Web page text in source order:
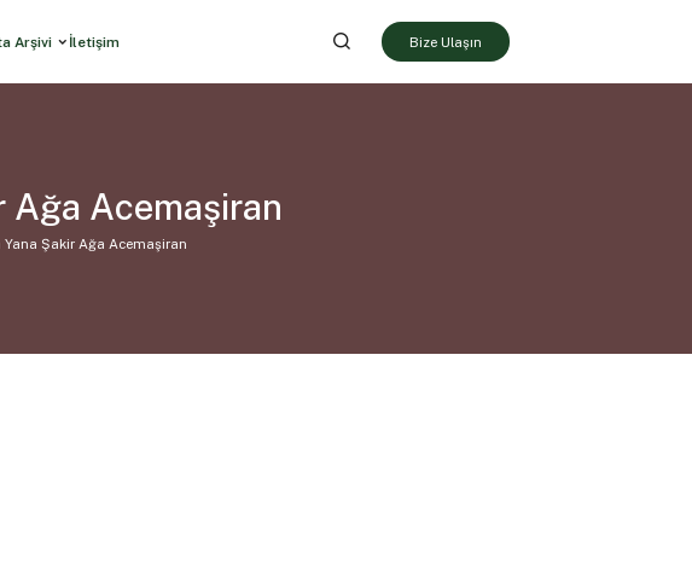
Arşivi İletişim Bize Ulaşın
Ağa Acemaşiran
Yana Şakir Ağa Acemaşiran